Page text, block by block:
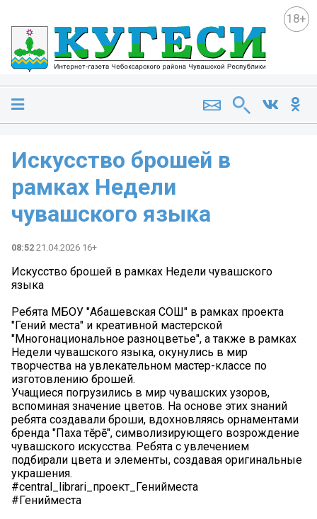
18+
Искусство брошей в
рамках Недели
чувашского языка
08:52 21.04.2026 16+
Искусство брошей в рамках Недели чувашского
языка
Ребята МБОУ "Абашевская СОШ" в рамках проекта
"Гений места" и креативной мастерской
"Многонациональное разноцветье", а также в рамках
Недели чувашского языка, окунулись в мир
творчества на увлекательном мастер-классе по
изготовлению брошей.
Учащиеся погрузились в мир чувашских узоров,
вспоминая значение цветов. На основе этих знаний
ребята создавали броши, вдохновляясь орнаментами
бренда "Паха тĕрē", символизирующего возрождение
чувашского искусства. Ребята с увлечением
подбирали цвета и элементы, создавая оригинальные
украшения.
#central_librari_проект_Генийместа
#Генийместа